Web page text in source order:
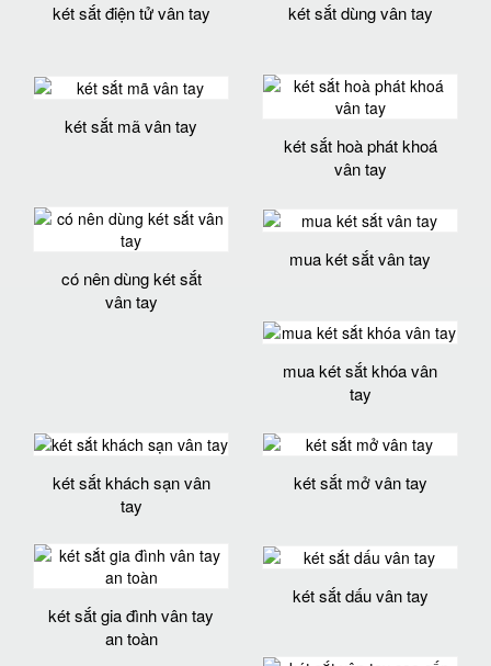
két sắt điện tử vân tay két sắt dùng vân tay
két sắt mã vân tay
két sắt hoà phát khoá
vân tay
có nên dùng két sắt
vân tay
mua két sắt vân tay
mua két sắt khóa vân
tay
két sắt khách sạn vân
tay
két sắt mở vân tay
két sắt gia đình vân tay
an toàn
két sắt dấu vân tay